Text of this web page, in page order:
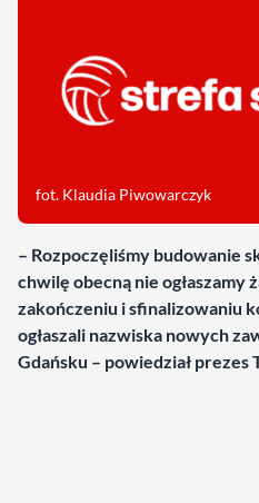
fot. Klaudia Piwowarczyk
– Rozpoczęliśmy budowanie
chwilę obecną nie ogłaszamy
zakończeniu i sfinalizowaniu
ogłaszali nazwiska nowych
Gdańsku – powiedział prezes